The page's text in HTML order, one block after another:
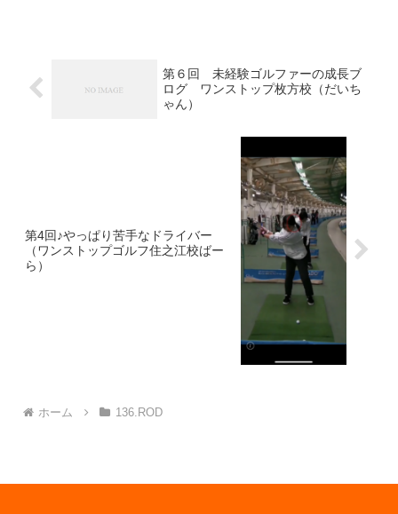
第６回 未経験ゴルファーの成長ブ
ログ ワンストップ枚方校（だいち
ゃん）
第4回♪やっぱり苦手なドライバー
（ワンストップゴルフ住之江校ばー
ら）
ホーム 136.ROD